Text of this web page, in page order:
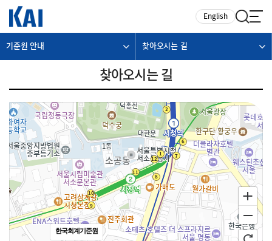
English
기준원 안내 찾아오시는 길
찾아오시는 길
한국회계기준원